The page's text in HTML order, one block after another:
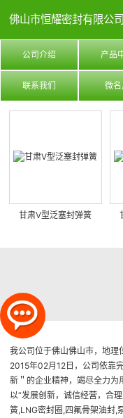
佛山市恒耀密封有限公司
公司介绍 产品
联系我们 微
甘肃V型泛塞封弹簧
我公司位于佛山佛山市，地理
2015年02月12日，公司依靠
新＂的企业精神，竭尽全力为
以“发展创新，诚信经营，合
簧,LNG密封圈,四氟骨架油封,